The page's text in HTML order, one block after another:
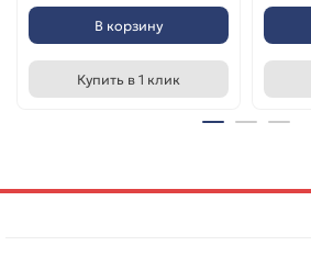
В корзину
Купить в 1 клик